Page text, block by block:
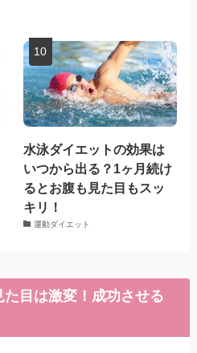
水泳ダイエットの効果は
いつから出る？1ヶ月続け
るとお腹も見た目もスッ
キリ！
運動ダイエット
目は激変！成功させる